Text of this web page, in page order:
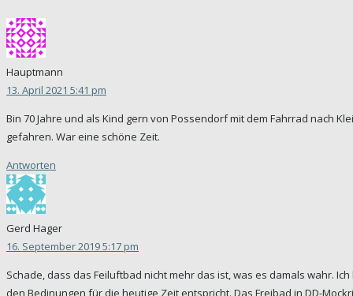
Hauptmann
13. April 2021 5:41 pm
Bin 70 Jahre und als Kind gern von Possendorf mit dem Fahrrad nach
gefahren. War eine schöne Zeit.
Antworten
Gerd Hager
16. September 2019 5:17 pm
Schade, dass das Feiluftbad nicht mehr das ist, was es damals wahr.
den Bedinungen für die heutige Zeit entspricht. Das Freibad in DD-